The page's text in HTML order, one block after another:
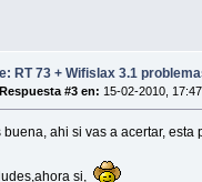
RT 73 + Wifislax 3.1
Respuesta #3 en: 15-02-2010,
buena, ahi si vas a acertar,
si,